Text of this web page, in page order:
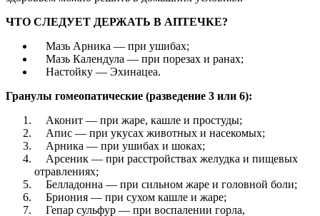
ЧТО СЛЕДУЕТ ДЕРЖАТЬ В АПТЕЧКЕ?
Мазь Арника — при ушибах;
Мазь Календула — при порезах и ранах;
Настойку — Эхинацеа.
Гранулы гомеопатические (разведение 3 или 6):
Аконит — при жаре, кашле и простуды;
Апис — при укусах животных и насекомых;
Арника — при ушибах и шоках;
Арсеник — при расстройствах желудка и пищевых
отравлениях;
Белладонна — при сильном жаре и головной боли;
Бриония — при сухом кашле и жаре;
Гепар сульфур — при воспалении горла,